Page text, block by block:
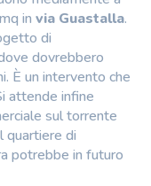
in via Guastalla.
di
dovrebbero
È un intervento che
attende infine
sul torrente
quartiere di
potrebbe in futuro